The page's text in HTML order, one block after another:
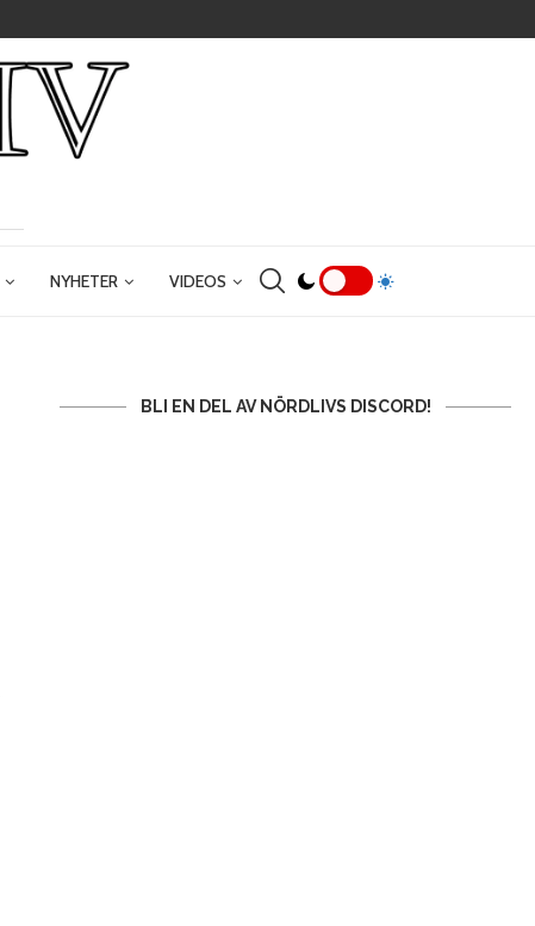
NYHETER VIDEOS
BLI EN DEL AV NÖRDLIVS DISCORD!